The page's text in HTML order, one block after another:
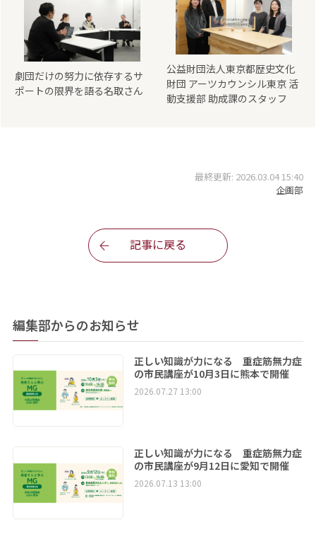
劇団だけの努力に依存するサ
ポートの限界を語る名取さん
公益財団法人東京都歴史文化
財団 アーツカウンシル東京 活
動支援部 助成課のスタッフ
最終更新: 2026.03.04 15:40
企画部
記事に戻る
編集部からのお知らせ
正しい知識が力になる 重症筋無力症
の市民講座が10月3日に熊本で開催
2026.07.27 13:00
正しい知識が力になる 重症筋無力症
の市民講座が9月12日に愛知で開催
2026.07.13 13:00